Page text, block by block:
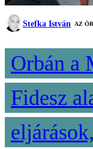
Stefka István AZ
Orbán a
Fidesz